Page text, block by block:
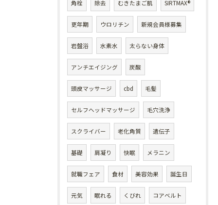
角栓 除去 むきたまご肌 SIRTMAX®
更年期 ウロリチン 新規会員様募集
岩盤浴 水素水 太らない身体
アンチエイジング 炭酸
頭皮マッサージ cbd 毛髪
セルフヘッドマッサージ 毛穴洗浄
スクライバー 老化角質 遺伝子
基礎 肩凝り 快眠 メラニン
就職フェア 食材 美容効果 誕生日
元気 眠れる くびれ コアベルト